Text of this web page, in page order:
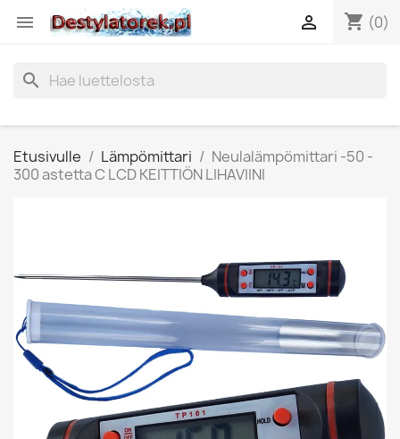
 shopping_cart (0)

search
Etusivulle Lämpömittari
Neulalämpömittari -50 -
300 astetta C LCD KEITTIÖN LIHAVIINI